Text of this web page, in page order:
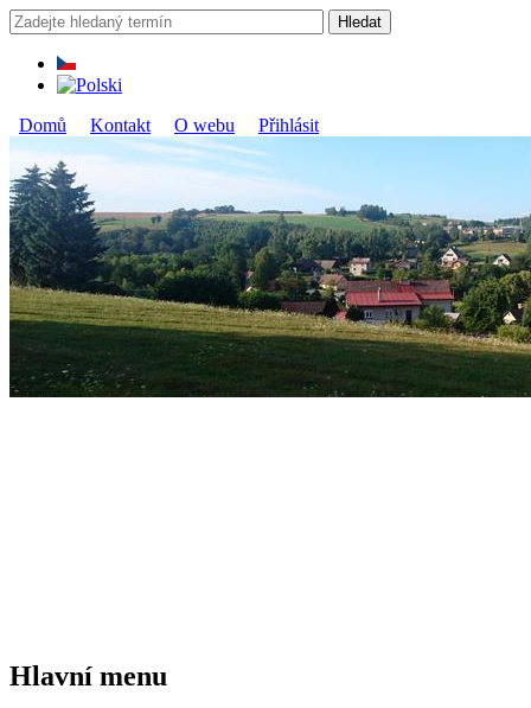
Přejít k hlavnímu obsahu
Vyhledávání
Hledat
Hlavní menu
Domů Kontakt O webu Přihlásit
Hlavní menu